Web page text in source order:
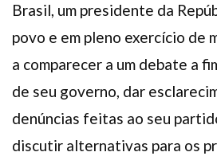
Brasil, um presidente da
povo e em pleno exercício de
a comparecer a um debate a
de seu governo, dar
denúncias feitas ao seu
discutir alternativas para os
FacebookInstagramTwitter